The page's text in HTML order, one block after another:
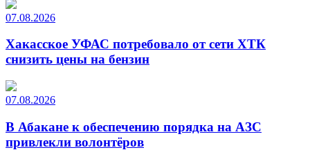
07.08.2026
Хакасское УФАС потребовало от сети ХТК
снизить цены на бензин
07.08.2026
В Абакане к обеспечению порядка на АЗС
привлекли волонтёров